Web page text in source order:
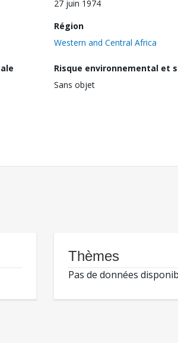
27 juin 1974
Région
Western and Central Africa
Risque environnemental et
Sans objet
Thèmes
Pas de données